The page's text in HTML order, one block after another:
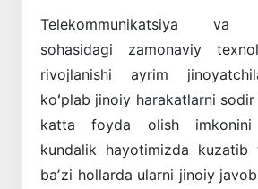
Telekommunikatsiya va
sohasidagi zamonaviy
rivojlanishi ayrim
koʻplab jinoiy harakatlarni
katta foyda olish imkonini
kundalik hayotimizda kuzatib
baʼzi hollarda ularni jinoiy